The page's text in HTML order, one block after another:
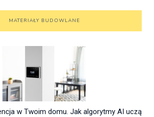
MATERIAŁY BUDOWLANE
w Twoim domu. Jak algorytmy AI uczą